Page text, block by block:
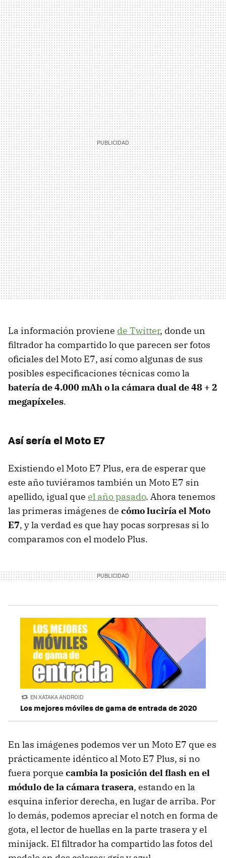
La información proviene de Twitter, donde un
filtrador ha compartido lo que parecen ser fotos
oficiales del Moto E7, así como algunas de sus
posibles especificaciones técnicas como la
batería de 4.000 mAh o la cámara dual de 48 + 2
megapíxeles.
Así sería el Moto E7
Existiendo el Moto E7 Plus, era de esperar que
este año tuviéramos también un Moto E7 sin
apellido, igual que el año pasado. Ahora tenemos
las primeras imágenes de cómo luciría el Moto
E7, y la verdad es que hay pocas sorpresas si lo
comparamos con el modelo Plus.
EN XATAKA ANDROID
Los mejores móviles de gama de entrada de 2020
En las imágenes podemos ver un Moto E7 que es
prácticamente idéntico al Moto E7 Plus, si no
fuera porque cambia la posición del flash en el
módulo de la cámara trasera, estando en la
esquina inferior derecha, en lugar de arriba. Por
lo demás, podemos apreciar el notch en forma de
gota, el lector de huellas en la parte trasera y el
minijack. El filtrador ha compartido las fotos del